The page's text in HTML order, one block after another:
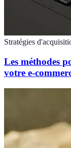
Stratégies
Les méthodes
votre e-